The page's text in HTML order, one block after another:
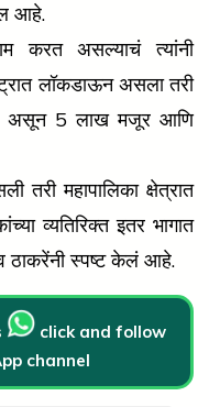
आहे.
करत असल्याचं त्यांनी
लॉकडाऊन असला तरी
असून 5 लाख मजूर आणि
तरी महापालिका क्षेत्रात
व्यतिरिक्त इतर भागात
ठाकरेंनी स्पष्ट केलं आहे.
click and follow
channel